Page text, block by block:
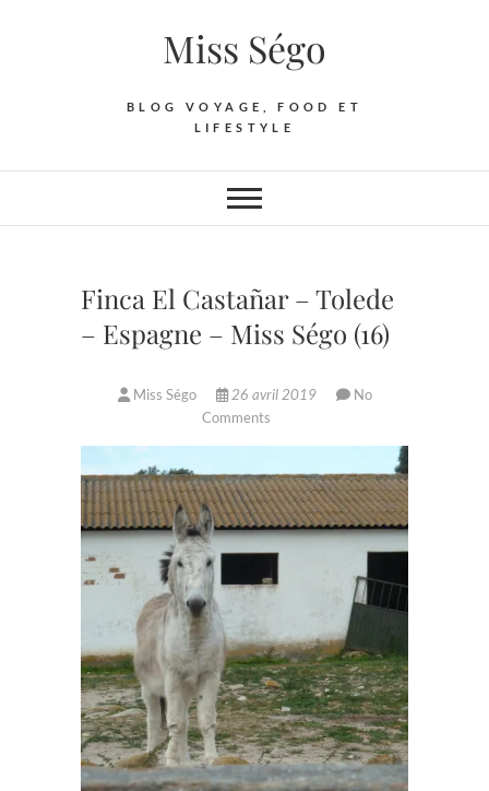
Miss Ségo
BLOG VOYAGE, FOOD ET
LIFESTYLE
Finca El Castañar – Tolede
– Espagne – Miss Ségo (16)
Miss Ségo 26 avril 2019
No
Comments